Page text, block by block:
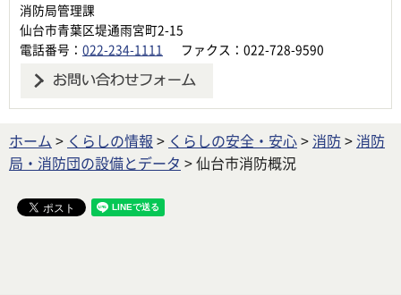
消防局管理課
仙台市青葉区堤通雨宮町2-15
電話番号： 022-234-1111 ファクス：022-728-9590
ホーム > くらしの情報 > くらしの安全・安心> 消防> 消防
局・消防団の設備とデータ > 仙台市消防概況